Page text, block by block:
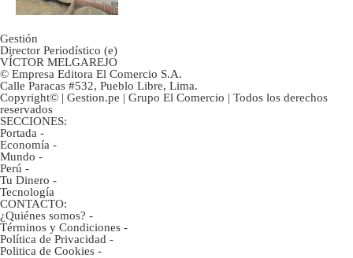
Gestión
Director Periodístico (e)
VÍCTOR MELGAREJO
© Empresa Editora El Comercio S.A.
Calle Paracas #532, Pueblo Libre, Lima.
Copyright© | Gestion.pe | Grupo El Comercio | Todos los derechos
reservados
SECCIONES:
Portada -
Economía -
Mundo -
Perú -
Tu Dinero -
Tecnología
CONTACTO:
¿Quiénes somos? -
Términos y Condiciones -
Política de Privacidad -
Politica de Cookies -